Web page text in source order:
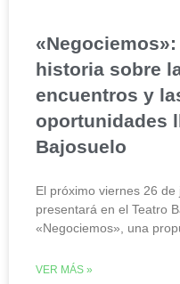
historia sobre
encuentros y
oportunidades
Bajosuelo
El próximo viernes 26
presentará en el Teatro
«Negociemos», una
VER MÁS »